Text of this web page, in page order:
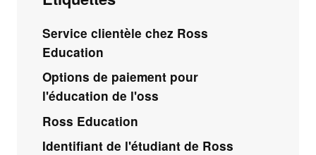
Service clientèle chez Ross
Education
Options de paiement pour
l'éducation de l'oss
Ross Education
Identifiant de l'étudiant de Ross